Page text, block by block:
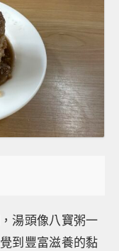
湯頭像八寶粥一
到豐富滋養的黏